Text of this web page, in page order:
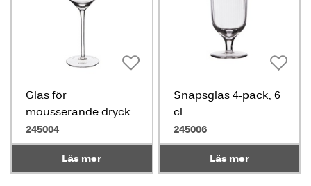
Glas för
mousserande dryck
2-p,30cl
245004
Läs mer
Snapsglas 4-pack, 6
cl
245006
Läs mer